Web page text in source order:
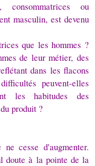
consommatrices ou
masculin, est devenu
que les hommes ?
de leur métier, des
dans les flacons
peuvent-elles
les habitudes des
produit ?
cesse d'augmenter.
doute à la pointe de la